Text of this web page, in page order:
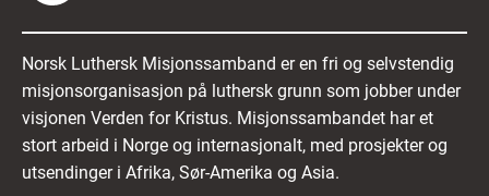
Norsk Luthersk Misjonssamband er en fri og selvstendig
misjonsorganisasjon på luthersk grunn som jobber under
visjonen Verden for Kristus. Misjonssambandet har et
stort arbeid i Norge og internasjonalt, med prosjekter og
utsendinger i Afrika, Sør-Amerika og Asia.